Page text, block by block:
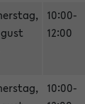
10:00-
12:00
10:00-